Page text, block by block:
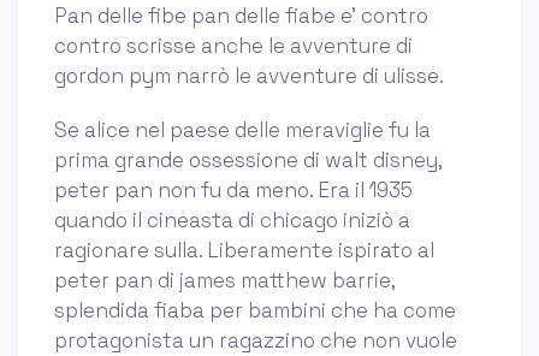
Pan delle fibe pan delle fiabe e' contro
contro scrisse anche le avventure di
gordon pym narrò le avventure di ulisse.
Se alice nel paese delle meraviglie fu la
prima grande ossessione di walt disney,
peter pan non fu da meno. Era il 1935
quando il cineasta di chicago iniziò a
ragionare sulla. Liberamente ispirato al
peter pan di james matthew barrie,
splendida fiaba per bambini che ha come
protagonista un ragazzino che non vuole